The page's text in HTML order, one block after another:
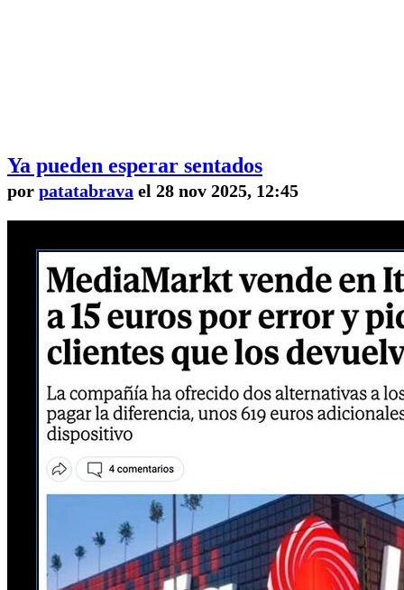
Ya pueden esperar sentados
por patatabrava el 28 nov 2025, 12:45